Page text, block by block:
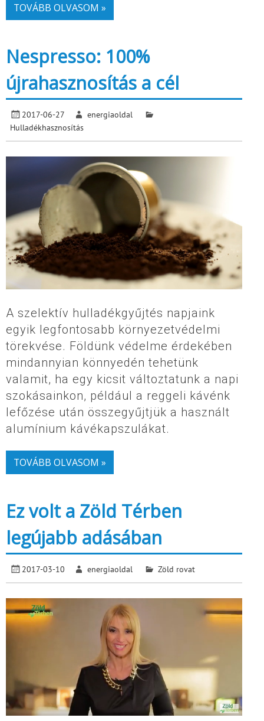
TOVÁBB OLVASOM »
Nespresso: 100%
újrahasznosítás a cél
2017-06-27
energiaoldal
Hulladékhasznosítás
A szelektív hulladékgyűjtés napjaink
egyik legfontosabb környezetvédelmi
törekvése. Földünk védelme érdekében
mindannyian könnyedén tehetünk
valamit, ha egy kicsit változtatunk a napi
szokásainkon, például a reggeli kávénk
lefőzése után összegyűjtjük a használt
alumínium kávékapszulákat.
TOVÁBB OLVASOM »
Ez volt a Zöld Térben
legújabb adásában
2017-03-10 energiaoldal Zöld rovat